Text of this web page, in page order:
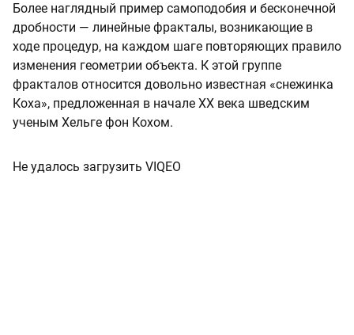
Более наглядный пример самоподобия и бесконечной
дробности — линейные фракталы, возникающие в
ходе процедур, на каждом шаге повторяющих правило
изменения геометрии объекта. К этой группе
фракталов относится довольно известная «снежинка
Коха», предложенная в начале XX века шведским
ученым Хельге фон Кохом.
Не удалось загрузить VIQEO